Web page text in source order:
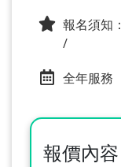
報名須知：
/
全年服務
報價內容